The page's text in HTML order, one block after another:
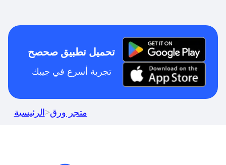
تحميل تطبيق صحصح
تجربة أسرع في جيبك
الرئيسية>متجر ورق